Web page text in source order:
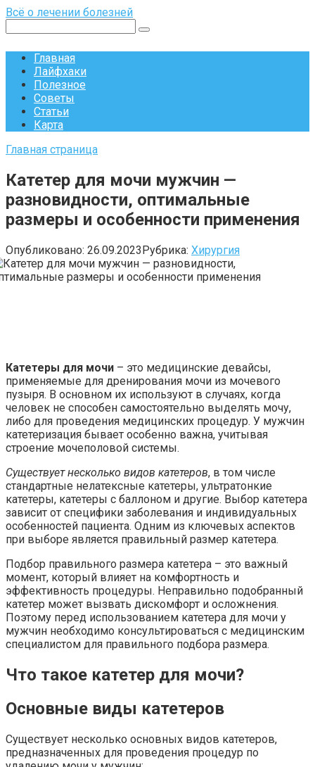
Перейти
контенту
Всё о лечении болезней
Главная
Лайфхаки
Полезное
Советы
Статьи
Карта
Главная страница
Катетер для мочи мужчин —
разновидности, оптимальные
размеры и особенности применения
Опубликовано: 26.09.2023Рубрика: Хирургия
Катетеры для мочи – это медицинские девайсы,
применяемые для дренирования мочи из мочевого
пузыря. В основном их используют в случаях, когда
человек не способен самостоятельно выделять мочу,
либо для проведения медицинских процедур. У мужчин
катетеризация бывает особенно важна, учитывая
строение мочеполовой системы.
Существует несколько видов катетеров, в том числе
стандартные нелатексные катетеры, ультратонкие
катетеры, катетеры с баллоном и другие. Выбор катетера
зависит от специфики заболевания и индивидуальных
особенностей пациента. Одним из ключевых аспектов
при выборе является правильный размер катетера.
Подбор правильного размера катетера – это важный
момент, который влияет на комфортность и
эффективность процедуры. Неправильно подобранный
катетер может вызвать дискомфорт и осложнения.
Поэтому перед использованием катетера для мочи у
мужчин необходимо консультироваться с медицинским
специалистом для правильного подбора размера.
Что такое катетер для мочи?
Основные виды катетеров
Существует несколько основных видов катетеров,
предназначенных для проведения процедур по